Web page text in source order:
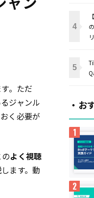
。ただ
ジャンル
く必要が
よく視聴
ます。動
・お